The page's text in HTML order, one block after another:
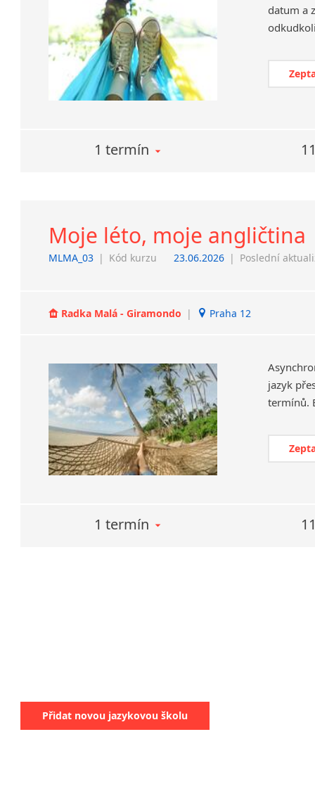
datum a
1 termín
Moje léto, moje angličtina
MLMA_03 | Kód kurzu 23.06.2026 | Poslední
Radka Malá - Giramondo | Praha 12
jazyk
1 termín
Přidat novou jazykovou školu